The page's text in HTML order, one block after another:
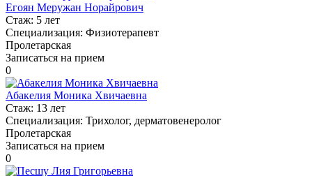
Егоян Меружан Норайрович
Стаж: 5 лет
Специализация: Физиотерапевт
Пролетарская
Записаться на прием
0
Абакелия Моника Хвичаевна
Стаж: 13 лет
Специализация: Трихолог, дерматовенеролог
Пролетарская
Записаться на прием
0